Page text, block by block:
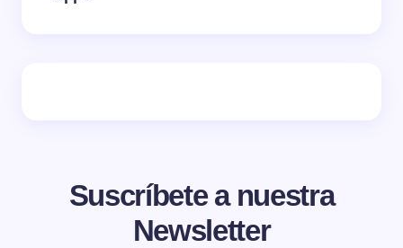
Suscríbete a nuestra
Newsletter